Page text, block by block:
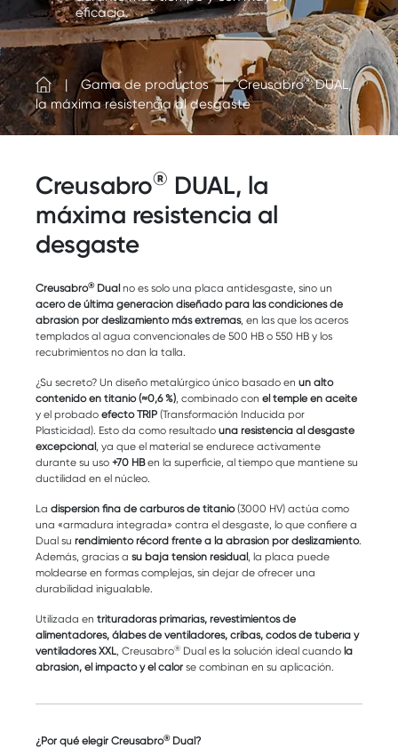
eficacia.
Gama de productos Creusabro®DUAL,
la máxima resistencia al desgaste
Creusabro® DUAL, la
máxima resistencia al
desgaste
Creusabro®Dual no es solo una placa antidesgaste, sino un
acero de última generación diseñado para las condiciones de
abrasión por deslizamiento más extremas, en las que los aceros
templados al agua convencionales de 500 HB o 550 HB y los
recubrimientos no dan la talla.
¿Su secreto? Un diseño metalúrgico único basado en un alto
contenido en titanio (≈0,6 %), combinado con el temple en aceite
y el probado efecto TRIP (Transformación Inducida por
Plasticidad). Esto da como resultado una resistencia al desgaste
excepcional , ya que el material se endurece activamente
durante su uso +70 HBen la superficie, al tiempo que mantiene su
ductilidad en el núcleo.
La dispersión fina de carburos de titanio(3000 HV) actúa como
una «armadura integrada» contra el desgaste, lo que confiere a
Dual su rendimiento récord frente a la abrasión por deslizamiento.
Además, gracias a su baja tensión residual , la placa puede
moldearse en formas complejas, sin dejar de ofrecer una
durabilidad inigualable.
Utilizada en trituradoras primarias, revestimientos de
alimentadores, álabes de ventiladores, cribas, codos de tubería y
ventiladores XXL, Creusabro® Dual es la solución ideal cuando la
abrasión, el impacto y el calor se combinan en su aplicación.
¿Por qué elegir Creusabro®Dual?